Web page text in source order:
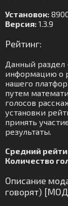
Установок:
Версия: 1.3.9
Рейтинг:
Данный раздел
информацию о
нашего
путем
голосов
установки
принять
результаты.
Средний
Количество
Описание
говорят)